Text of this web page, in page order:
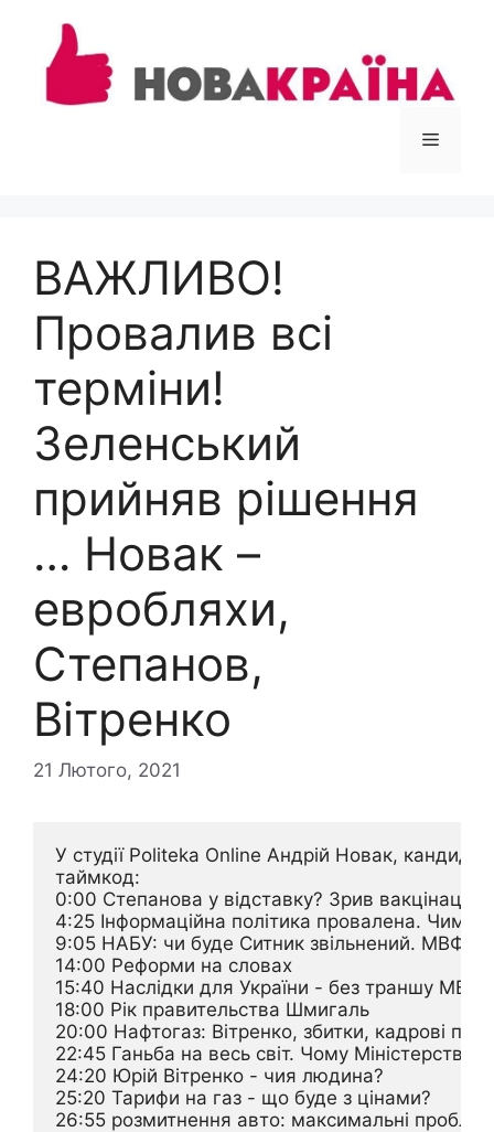
вмісту
Меню
ВАЖЛИВО!
Провалив всі
терміни!
Зеленський
прийняв рішення
… Новак –
евробляхи,
Степанов,
Вітренко
21 Лютого, 2021
У студії Politeka Online Андрій Новак,
таймкод:
0:00 Степанова у відставку? Зрив вакцінації
4:25 Інформаційна політика провалена. Чим
9:05 НАБУ: чи буде Ситник звільнений. МВФ,
14:00 Реформи на словах
15:40 Наслідки для України - без траншу МВФ,
18:00 Рік правительства Шмигаль
20:00 Нафтогаз: Вітренко, збитки, кадрові
22:45 Ганьба на весь світ. Чому Міністерство
24:20 Юрій Вітренко - чия людина?
25:20 Тарифи на газ - що буде з цінами?
26:55 розмитнення авто: максимальні